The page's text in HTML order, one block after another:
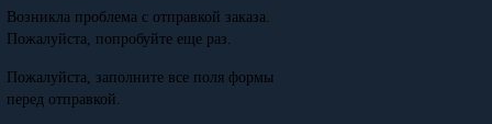
Возникла проблема с отправкой заказа.
Пожалуйста, попробуйте еще раз.
Пожалуйста, заполните все поля формы
перед отправкой.